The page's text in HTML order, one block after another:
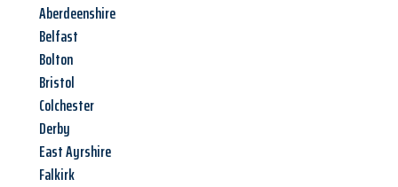
Aberdeenshire
Belfast
Bolton
Bristol
Colchester
Derby
East Ayrshire
Falkirk